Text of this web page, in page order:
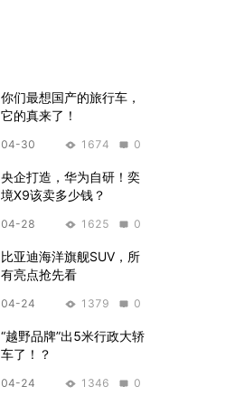
你们最想国产的旅行车，
它的真来了！
04-30 1674 0
央企打造，华为自研！奕
境X9该卖多少钱？
04-28 1625 0
比亚迪海洋旗舰SUV，所
有亮点抢先看
04-24 1379 0
“越野品牌”出5米行政大轿
车了！？
04-24 1346 0